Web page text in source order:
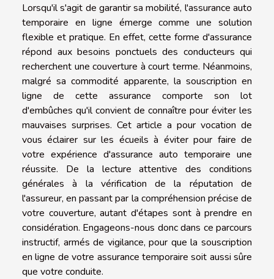
Lorsqu'il s'agit de garantir sa mobilité, l'assurance auto
temporaire en ligne émerge comme une solution
flexible et pratique. En effet, cette forme d'assurance
répond aux besoins ponctuels des conducteurs qui
recherchent une couverture à court terme. Néanmoins,
malgré sa commodité apparente, la souscription en
ligne de cette assurance comporte son lot
d'embûches qu'il convient de connaître pour éviter les
mauvaises surprises. Cet article a pour vocation de
vous éclairer sur les écueils à éviter pour faire de
votre expérience d'assurance auto temporaire une
réussite. De la lecture attentive des conditions
générales à la vérification de la réputation de
l'assureur, en passant par la compréhension précise de
votre couverture, autant d'étapes sont à prendre en
considération. Engageons-nous donc dans ce parcours
instructif, armés de vigilance, pour que la souscription
en ligne de votre assurance temporaire soit aussi sûre
que votre conduite.